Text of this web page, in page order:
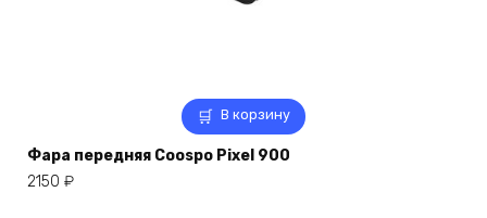
В корзину
Фара передняя Coospo Pixel 900
2150 ₽